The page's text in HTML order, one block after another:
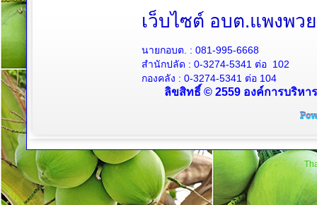
เว็บไซต์ อบต.แพง
นายกอบต. : 081-995-6668
สำนักปลัด : 0-3274-5341 ต่อ 102
กองคลัง : 0-3274-5341 ต่อ 104
ลิขสิทธิ์ © 2559 องค์การบริหา